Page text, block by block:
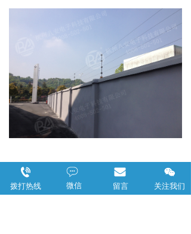
拨打热线 微信 留言 关注我们